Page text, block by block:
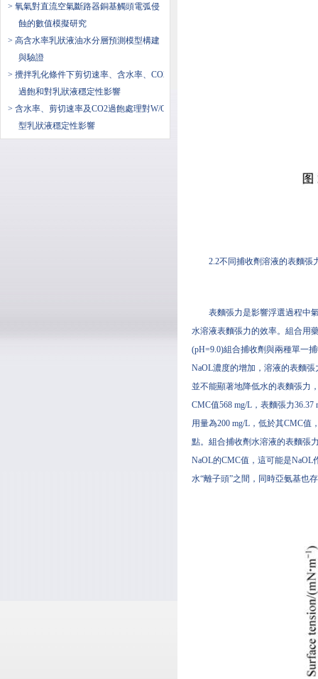
> 氧氣對直流空氣斷路器銅基觸頭電弧侵
蝕的數值模擬研究
> 高含水率乳狀液油水分層預測模型構建
與驗證
> 攪拌乳化條件下剪切速率、含水率、CO2
過飽和對乳狀液穩定性影響
> 含水率、剪切速率及CO2過飽處理對W/O
型乳狀液穩定性影響
2.2不同捕收劑溶液的表麵張
表麵張力是影響浮選過程中
水溶液表麵張力的效率。組合用
(pH=9.0)組合捕收劑與兩種單一
NaOL濃度的增加，溶液的表麵
並不能顯著地降低水的表麵張力
CMC值568 mg/L，表麵張力
用量為200 mg/L，低於其CMC
點。組合捕收劑水溶液的表麵張
NaOL的CMC值，這可能是NaOL
水“離子頭”之間，同時亞氨基也